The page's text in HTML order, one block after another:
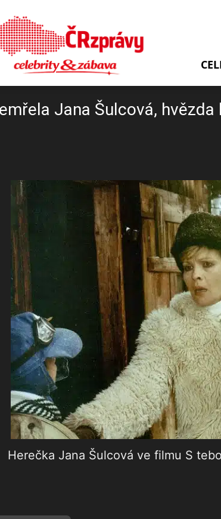
Jana Šulcová,
Herečka Jana Šulcová ve filmu S